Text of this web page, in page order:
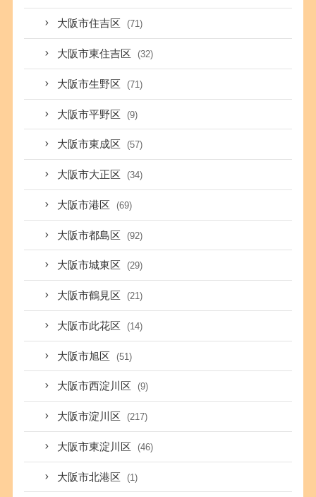
大阪市住吉区 (71)
大阪市東住吉区 (32)
大阪市生野区 (71)
大阪市平野区 (9)
大阪市東成区 (57)
大阪市大正区 (34)
大阪市港区 (69)
大阪市都島区 (92)
大阪市城東区 (29)
大阪市鶴見区 (21)
大阪市此花区 (14)
大阪市旭区 (51)
大阪市西淀川区 (9)
大阪市淀川区 (217)
大阪市東淀川区 (46)
大阪市北港区 (1)